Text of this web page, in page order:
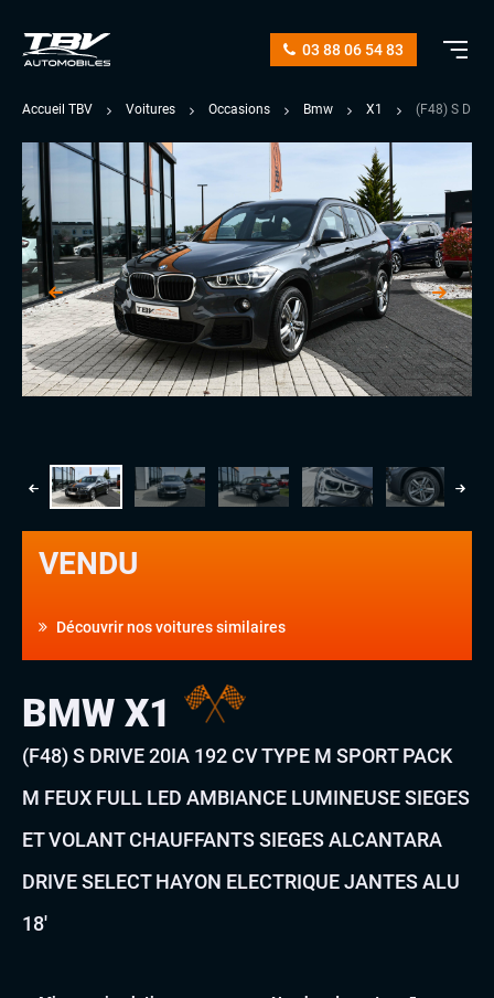
03 88 06 54 83
Accueil TBV Voitures Occasions Bmw X1 (F48) S
VENDU
Découvrir nos voitures similaires
BMW X1
(F48) S DRIVE 20IA 192 CV TYPE M SPORT PACK
M FEUX FULL LED AMBIANCE LUMINEUSE SIEGES
ET VOLANT CHAUFFANTS SIEGES ALCANTARA
DRIVE SELECT HAYON ELECTRIQUE JANTES ALU
18′